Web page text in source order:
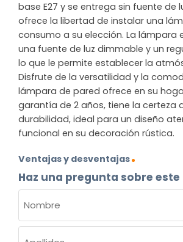
base E27 y se entrega sin fuente de
ofrece la libertad de instalar una
consumo a su elección. La lámpara
una fuente de luz dimmable y un
lo que le permite establecer la
Disfrute de la versatilidad y la
lámpara de pared ofrece en su
garantía de 2 años, tiene la certeza
durabilidad, ideal para un diseño
funcional en su decoración rústica.
Ventajas y desventajas
Haz una pregunta sobre
(OBLIGATORIO)
Nombre